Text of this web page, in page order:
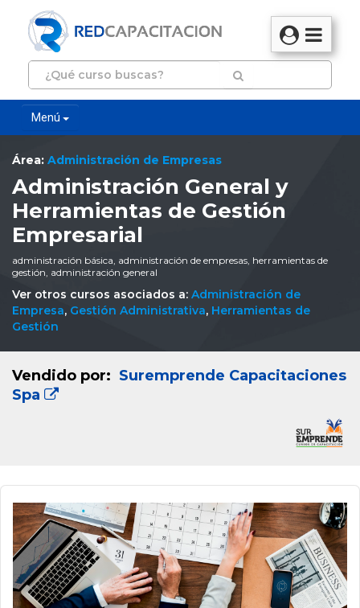
Menú
Área: Administración de Empresas
Administración General y
Herramientas de Gestión
Empresarial
administración básica, administración de empresas, herramientas de
gestión, administración general
Ver otros cursos asociados a: Administración de
Empresa, Gestión Administrativa, Herramientas de
Gestión
Vendido por: Suremprende Capacitaciones
Spa